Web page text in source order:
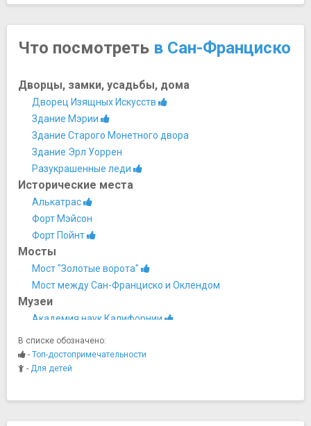
Что посмотреть в Сан-Франциско
Дворцы, замки, усадьбы, дома
Дворец Изящных Искусств
Здание Мэрии
Здание Старого Монетного двора
Здание Эрл Уоррен
Разукрашенные леди
Исторические места
Алькатрас
Форт Мэйсон
Форт Пойнт
Мосты
Мост "Золотые ворота"
Мост между Сан-Франциско и Оклендом
Музеи
Академия наук Калифорнии
Военный корабль "Иеремия О'Брайен"
Дворец Почетного Легиона
Камера Обскура
Музей Банка «WELLS FARGO»
В списке обозначено:
- Топ-достопримечательности
- Для детей